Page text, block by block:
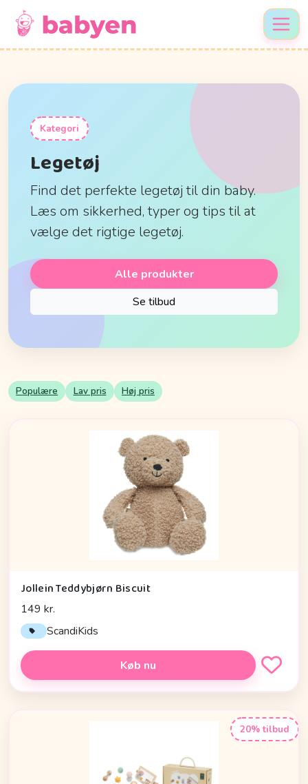
Kategori
Legetøj
Find det perfekte legetøj til din baby.
Læs om sikkerhed, typer og tips til at
vælge det rigtige legetøj.
Alle produkter
Se tilbud
Populære Lav pris Høj pris
Jollein Teddybjørn Biscuit
149 kr.
ScandiKids
Køb nu
20% tilbud